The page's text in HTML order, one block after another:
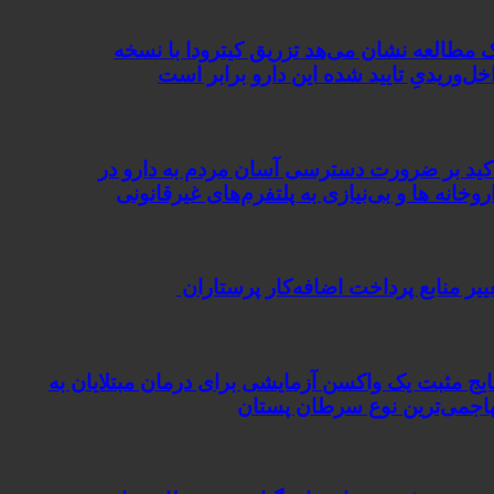
نشان می‌هد تزریق کیترودا با نسخه
تایید شده این دارو برابر است
بر ضرورت دسترسی آسان مردم به دارو در
ها و بی‌نيازی به پلتفرم‌های غیرقانونی
پرداخت اضافه‌کار پرستاران
مثبت یک واکسن آزمایشی برای درمان مبتلایان به
نوع سرطان پستان